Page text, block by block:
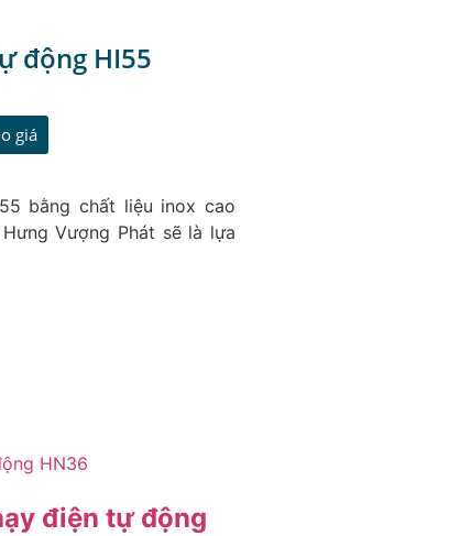
động HI55
giá
bằng chất liệu inox cao
Vượng Phát sẽ là lựa
điện tự động